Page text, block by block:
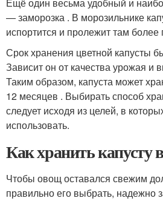
Ещё один весьма удобный и
— заморозка . В морозильнике
испортится и пролежит там более
Срок хранения цветной капусты
Зависит он от качества урожая и
Таким образом, капуста может
12 месяцев . Выбирать способ
следует исходя из целей, в
использовать.
Как хранить капусту
Чтобы овощ оставался свежим
правильно его выбрать, надежно